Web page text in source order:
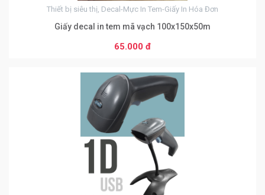
Thiết bị siêu thị, Decal-Mực In Tem-Giấy In Hóa Đơn
Giấy decal in tem mã vạch 100x150x50m
65.000 đ
Từ 10000 sản phẩm
0